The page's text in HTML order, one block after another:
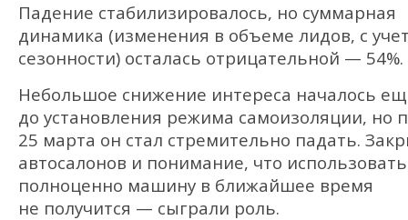
Падение стабилизировалось, но суммарная
динамика (изменения в объеме лидов, с
сезонности) осталась отрицательной — 54%.
Небольшое снижение интереса началось
до установления режима самоизоляции, но
25 марта он стал стремительно падать.
автосалонов и понимание, что использовать
полноценно машину в ближайшее время
не получится — сыграли роль.